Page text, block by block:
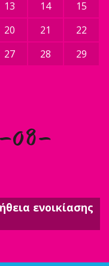
13 14
15
20 21
22
27 28
29
08-
ενοικίασης